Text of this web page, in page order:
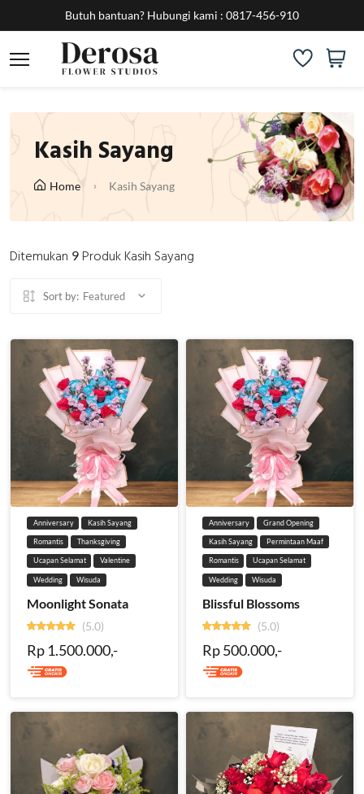
Butuh bantuan? Hubungi kami : 0817-456-910
Kasih Sayang
Home Kasih Sayang
Ditemukan 9 Produk Kasih Sayang
Sort by: Featured
Anniversary Kasih Sayang
Romantis Thanksgiving
Ucapan Selamat Valentine
Wedding Wisuda
Moonlight Sonata
(5.0)
Rp 1.500.000,-
Anniversary Grand Opening
Kasih Sayang Permintaan Maaf
Romantis Ucapan Selamat
Wedding Wisuda
Blissful Blossoms
(5.0)
Rp 500.000,-